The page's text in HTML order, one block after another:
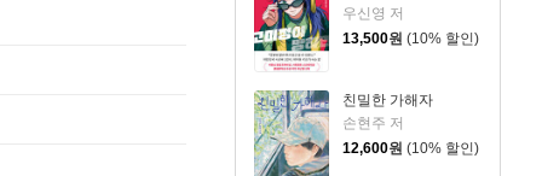
우신영 저
13,500원 (10% 할인)
친밀한 가해자
손현주 저
12,600원 (10% 할인)